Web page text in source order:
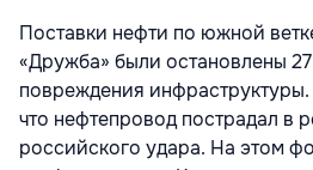
Поставки нефти по южной
«Дружба» были остановлены
повреждения инфраструктуры.
что нефтепровод пострадал в
российского удара. На этом